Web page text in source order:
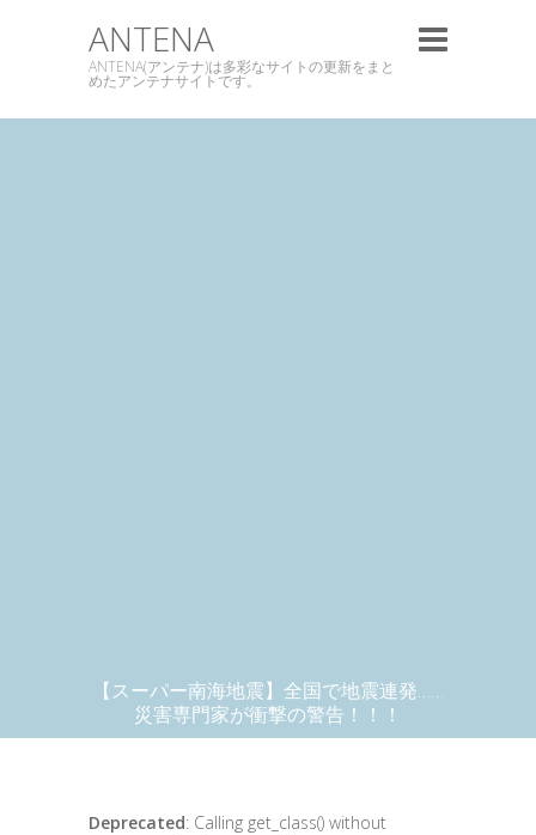
ANTENA
ANTENA(アンテナ)は多彩なサイトの更新をまと
めたアンテナサイトです。
【スーパー南海地震】全国で地震連発……
災害専門家が衝撃の警告！！！
Deprecated: Calling get_class() without